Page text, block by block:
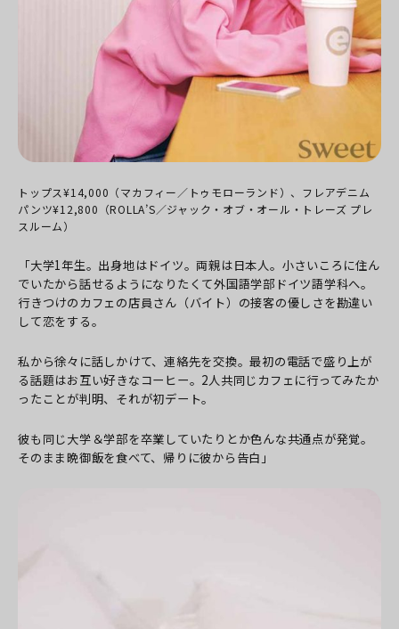
トップス¥14,000（マカフィー／トゥモローランド）、フレアデニム
パンツ¥12,800（ROLLA’S／ジャック・オブ・オール・トレーズ プレ
スルーム）
「大学1年生。出身地はドイツ。両親は日本人。小さいころに住ん
でいたから話せるようになりたくて外国語学部ドイツ語学科へ。
行きつけのカフェの店員さん（バイト）の接客の優しさを勘違い
して恋をする。
私から徐々に話しかけて、連絡先を交換。最初の電話で盛り上が
る話題はお互い好きなコーヒー。2人共同じカフェに行ってみたか
ったことが判明、それが初デート。
彼も同じ大学＆学部を卒業していたりとか色んな共通点が発覚。
そのまま晩御飯を食べて、帰りに彼から告白」